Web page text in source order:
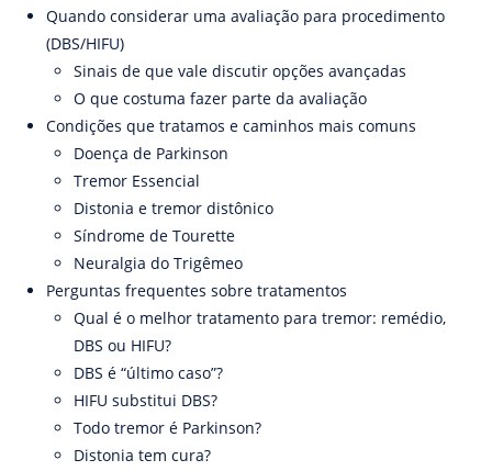
Quando considerar uma avaliação para procedimento
(DBS/HIFU)
Sinais de que vale discutir opções avançadas
O que costuma fazer parte da avaliação
Condições que tratamos e caminhos mais comuns
Doença de Parkinson
Tremor Essencial
Distonia e tremor distônico
Síndrome de Tourette
Neuralgia do Trigêmeo
Perguntas frequentes sobre tratamentos
Qual é o melhor tratamento para tremor: remédio,
DBS ou HIFU?
DBS é “último caso”?
HIFU substitui DBS?
Todo tremor é Parkinson?
Distonia tem cura?